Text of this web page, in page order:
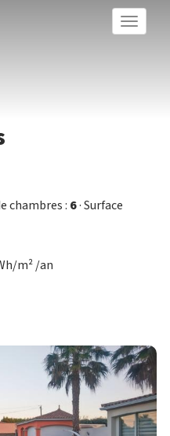
Toggle
chambres : 6· Surface
m² /an